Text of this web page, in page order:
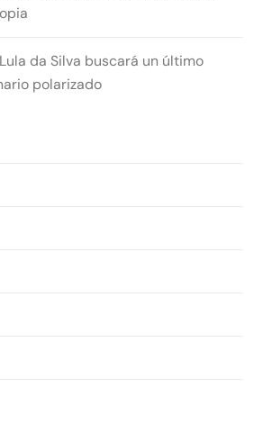
da Silva buscará un último
polarizado